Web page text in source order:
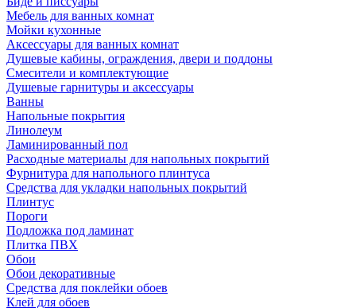
Мебель для ванных комнат
Мойки кухонные
Аксессуары для ванных комнат
Душевые кабины, ограждения, двери и поддоны
Смесители и комплектующие
Душевые гарнитуры и аксессуары
Ванны
Напольные покрытия
Линолеум
Ламинированный пол
Расходные материалы для напольных покрытий
Фурнитура для напольного плинтуса
Средства для укладки напольных покрытий
Плинтус
Пороги
Подложка под ламинат
Плитка ПВХ
Обои
Обои декоративные
Средства для поклейки обоев
Клей для обоев